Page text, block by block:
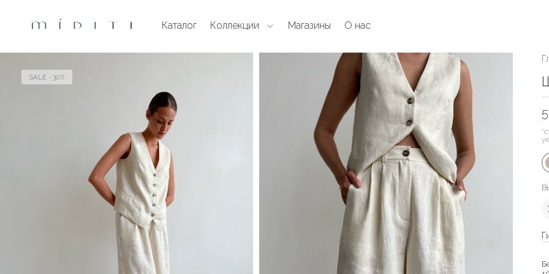
Каталог Коллекции Магазины О нас
SALE -30%